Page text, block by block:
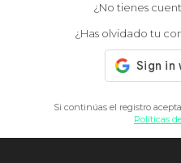
¿No tienes
¿Has olvidado tu
Si continúas el registro
Políticas